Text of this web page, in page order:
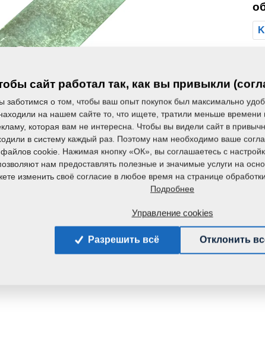
сайт работал так, как вы привыкли
заботимся о том, чтобы ваш опыт покупок был максимально
на нашем сайте то, что ищете, тратили меньше времени
которая вам не интересна. Чтобы вы видели сайт в
в систему каждый раз. Поэтому нам необходимо ваше
файлов cookie. Нажимая кнопку «ОК», вы соглашаетесь с
нам предоставлять полезные и значимые услуги на
изменить своё согласие в любое время на странице
Подробнее
Управление cookies
Разрешить всё Отклонить